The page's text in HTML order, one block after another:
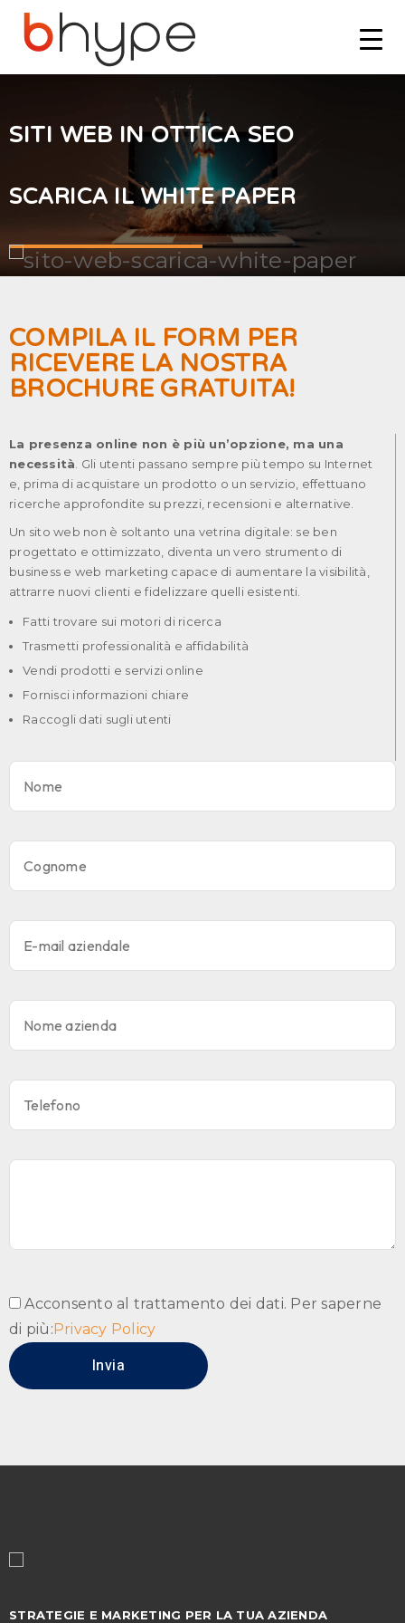
SITI WEB IN OTTICA SEO
SCARICA IL WHITE PAPER
COMPILA IL FORM PER
RICEVERE LA NOSTRA
BROCHURE GRATUITA!
La presenza online non è più un’opzione, ma una
necessità . Gli utenti passano sempre più tempo su Internet
e, prima di acquistare un prodotto o un servizio, effettuano
ricerche approfondite su prezzi, recensioni e alternative.
Un sito web non è soltanto una vetrina digitale: se ben
progettato e ottimizzato, diventa un vero strumento di
business e web marketing capace di aumentare la visibilità,
attrarre nuovi clienti e fidelizzare quelli esistenti.
Fatti trovare sui motori di ricerca
Trasmetti professionalità e affidabilità
Vendi prodotti e servizi online
Fornisci informazioni chiare
Raccogli dati sugli utenti
Acconsento al trattamento dei dati. Per saperne
di più:Privacy Policy
STRATEGIE E MARKETING PER LA TUA AZIENDA